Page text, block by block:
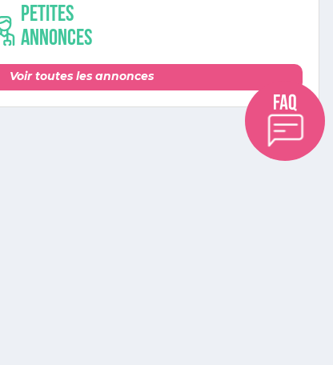
Petites
annonces
Voir toutes les annonces